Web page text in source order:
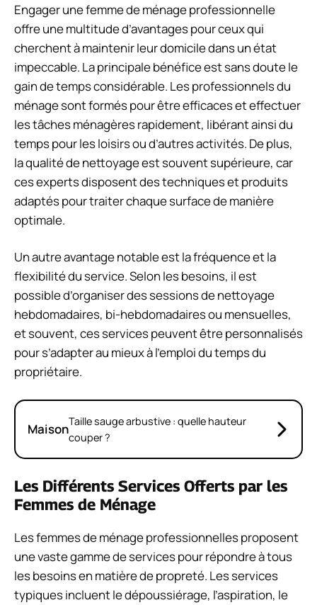
Engager une femme de ménage professionnelle
offre une multitude d’avantages pour ceux qui
cherchent à maintenir leur domicile dans un état
impeccable. La principale bénéfice est sans doute le
gain de temps considérable. Les professionnels du
ménage sont formés pour être efficaces et effectuer
les tâches ménagères rapidement, libérant ainsi du
temps pour les loisirs ou d’autres activités. De plus,
la qualité de nettoyage est souvent supérieure, car
ces experts disposent des techniques et produits
adaptés pour traiter chaque surface de manière
optimale.
Un autre avantage notable est la fréquence et la
flexibilité du service. Selon les besoins, il est
possible d’organiser des sessions de nettoyage
hebdomadaires, bi-hebdomadaires ou mensuelles,
et souvent, ces services peuvent être personnalisés
pour s’adapter au mieux à l’emploi du temps du
propriétaire.
MaisonTaille sauge arbustive : quelle hauteur
couper ?
Les Différents Services Offerts par les
Femmes de Ménage
Les femmes de ménage professionnelles proposent
une vaste gamme de services pour répondre à tous
les besoins en matière de propreté. Les services
typiques incluent le dépoussiérage, l’aspiration, le